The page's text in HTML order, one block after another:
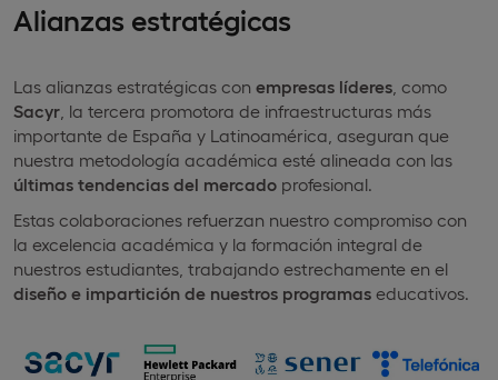
Alianzas estratégicas
Las alianzas estratégicas con empresas líderes , como
Sacyr , la tercera promotora de infraestructuras más
importante de España y Latinoamérica, aseguran que
nuestra metodología académica esté alineada con las
últimas tendencias del mercado profesional.
Estas colaboraciones refuerzan nuestro compromiso con
la excelencia académica y la formación integral de
nuestros estudiantes, trabajando estrechamente en el
diseño e impartición de nuestros programas educativos.